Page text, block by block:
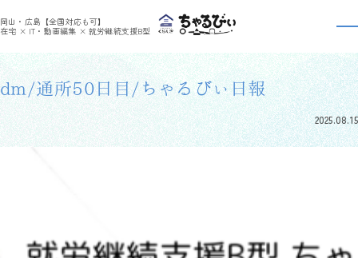
岡山・広島【全国対応も可】
在宅 × IT・動画編集 × 就労継続支援B型
利用者さんの日報 >
利用者さんの日報
dm/通所50日目/ちゃるびぃ日報
2025.08.15